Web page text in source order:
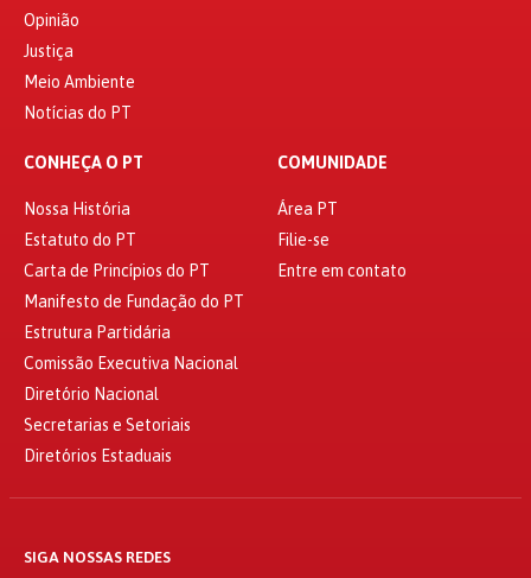
Opinião
Justiça
Meio Ambiente
Notícias do PT
CONHEÇA O PT
Nossa História
Estatuto do PT
Carta de Princípios do PT
Manifesto de Fundação do PT
Estrutura Partidária
Comissão Executiva Nacional
Diretório Nacional
Secretarias e Setoriais
Diretórios Estaduais
COMUNIDADE
Área PT
Filie-se
Entre em contato
SIGA NOSSAS REDES